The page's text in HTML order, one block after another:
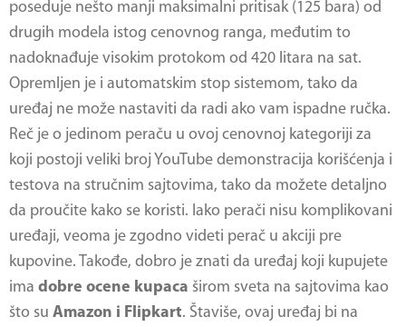
poseduje nešto manji maksimalni pritisak (125 bara) od
drugih modela istog cenovnog ranga, međutim to
nadoknađuje visokim protokom od 420 litara na sat.
Opremljen je i automatskim stop sistemom, tako da
uređaj ne može nastaviti da radi ako vam ispadne ručka.
Reč je o jedinom peraču u ovoj cenovnoj kategoriji za
koji postoji veliki broj YouTube demonstracija korišćenja i
testova na stručnim sajtovima, tako da možete detaljno
da proučite kako se koristi. Iako perači nisu komplikovani
uređaji, veoma je zgodno videti perač u akciji pre
kupovine. Takođe, dobro je znati da uređaj koji kupujete
ima dobre ocene kupaca širom sveta na sajtovima kao
što su Amazon i Flipkart. Štaviše, ovaj uređaj bi na